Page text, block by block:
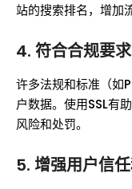
站的搜索排名，增加
4. 符合合规要求
许多法规和标准（如
户数据。使用SSL有
风险和处罚。
5. 增强用户信